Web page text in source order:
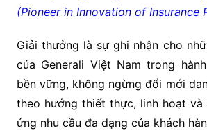
(Pioneer in Innovation of Insurance
Giải thưởng là sự ghi nhận cho
của Generali Việt Nam trong
bền vững, không ngừng đổi mới
theo hướng thiết thực, linh hoạt và
ứng nhu cầu đa dạng của khách